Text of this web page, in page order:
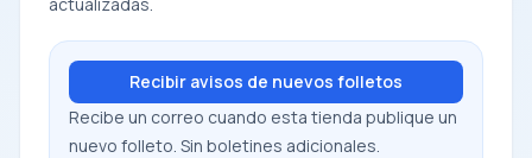
Recibir avisos de nuevos folletos
Recibe un correo cuando esta tienda publique un
nuevo folleto. Sin boletines adicionales.